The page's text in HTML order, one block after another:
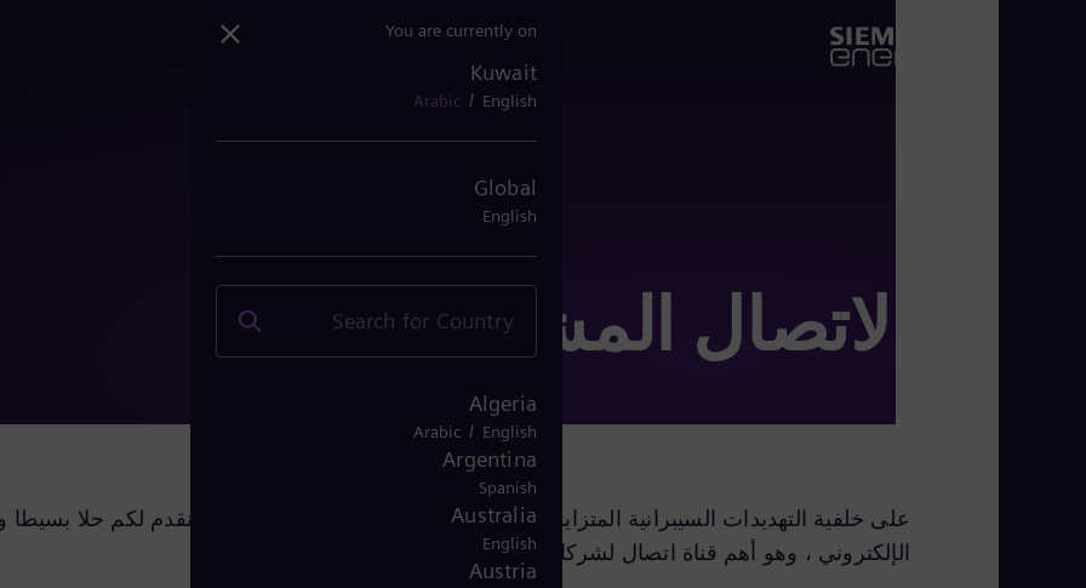
الاتصال المشفر
على خلفية التهديدات السيبرانية المتزايدة باستمرار والتجسس الصناعي ، نود أن نقدم لكم حلا
الإلكتروني ، وهو أهم قناة اتصال لشركائنا ولنا.
You are currently on
Kuwait
English
/
Arabic
Global
English
Algeria
English
/
Arabic
Argentina
Spanish
Australia
English
Austria